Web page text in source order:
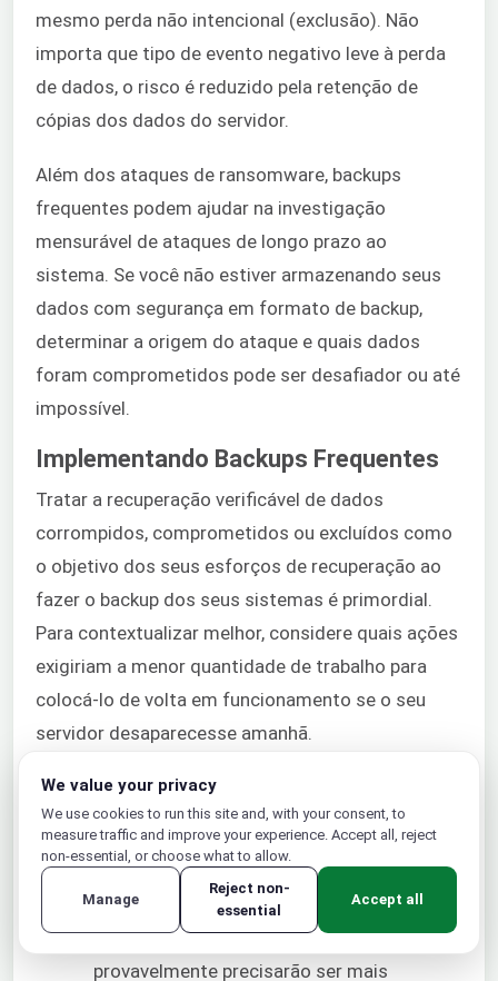
mesmo perda não intencional (exclusão). Não
importa que tipo de evento negativo leve à perda
de dados, o risco é reduzido pela retenção de
cópias dos dados do servidor.
Além dos ataques de ransomware, backups
frequentes podem ajudar na investigação
mensurável de ataques de longo prazo ao
sistema. Se você não estiver armazenando seus
dados com segurança em formato de backup,
determinar a origem do ataque e quais dados
foram comprometidos pode ser desafiador ou até
impossível.
Implementando Backups Frequentes
Tratar a recuperação verificável de dados
corrompidos, comprometidos ou excluídos como
o objetivo dos seus esforços de recuperação ao
fazer o backup dos seus sistemas é primordial.
Para contextualizar melhor, considere quais ações
exigiriam a menor quantidade de trabalho para
colocá-lo de volta em funcionamento se o seu
servidor desaparecesse amanhã.
Aqui estão alguns outros pontos a serem
considerados ao pensar em um plano de
recuperação de desastres:
Se você estiver operando com dados que
mudam dinamicamente, seus backups
provavelmente precisarão ser mais
We value your privacy
We use cookies to run this site and, with your consent, to
measure traffic and improve your experience. Accept all, reject
non-essential, or choose what to allow.
Manage
Reject non-
essential
Accept all